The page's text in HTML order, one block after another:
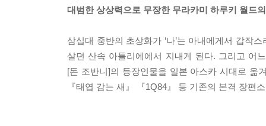
대범한 상상력으로 무장한 무라카미 하루키 월드
삼십대 중반의 초상화가 ‘나’는 아내에게서 갑작
살던 산속 아틀리에에서 지내게 된다. 그리고 어
[돈 조반니]의 등장인물을 일본 아스카 시대로 옮
『태엽 감는 새』 『1Q84』 등 기존의 본격 장편